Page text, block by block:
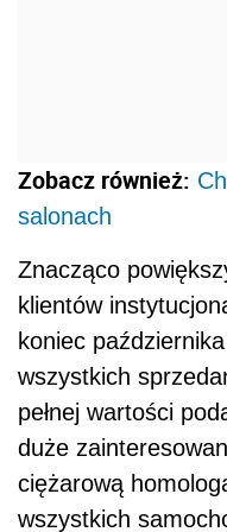
Zobacz również:
salonach
Znacząco
klientów
koniec
wszystkich
pełnej wartości
duże
ciężarową
wszystkich